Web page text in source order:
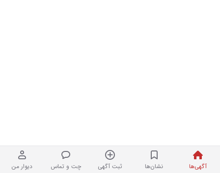
آگهی‌ها نشان‌ها ثبت آگهی چت و تماس دیوار من